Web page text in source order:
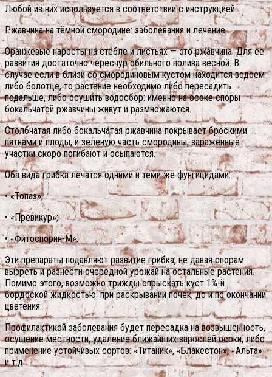
Любой из них используется в соответствии с инструкцией.
Ржавчина на тёмной смородине: заболевания и лечение
Оранжевые наросты на стебле и листьях — это ржавчина. Для ее
развития достаточно чересчур обильного полива весной. В
случае если в близи со смородиновым кустом находится водоем
либо болотце, то растение необходимо либо пересадить
подальше, либо осушить водосбор: именно на осоке споры
бокальчатой ржавчины живут и размножаются.
Столбчатая либо бокальчатая ржавчина покрывает броскими
пятнами и плоды, и зеленую часть смородины; зараженные
участки скоро погибают и осыпаются.
Оба вида грибка лечатся одними и теми же фунгицидами:
• «Топаз»;
• «Превикур»;
• «Фитоспорин-М».
Эти препараты подавляют развитие грибка, не давая спорам
вызреть и разнести очередной урожай на остальные растения.
Помимо этого, возможно трижды опрыскать куст 1%-й
бордоской жидкостью: при раскрывании почек, до и по окончании
цветения.
Профилактикой заболевания будет пересадка на возвышенность,
осушение местности, удаление ближайших зарослей осоки, либо
применение устойчивых сортов: «Титаник», «Блакестон», «Альта»
и т.д.